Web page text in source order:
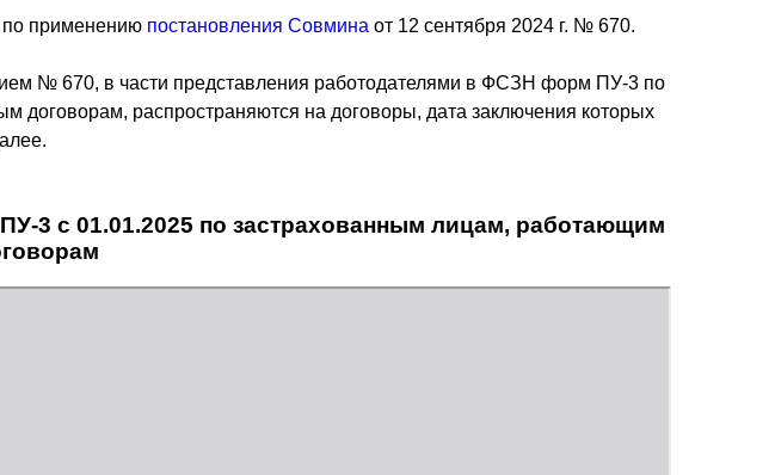
по применению постановления Совмина от 12 сентября 2024 г. № 670.
№ 670, в части представления работодателями в ФСЗН форм ПУ-3 по
договорам, распространяются на договоры, дата заключения которых
3 с 01.01.2025 по застрахованным лицам, работающим